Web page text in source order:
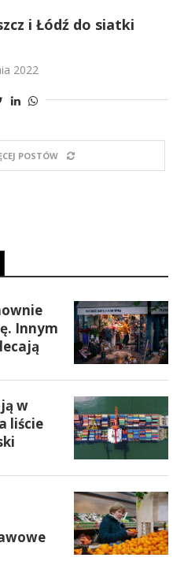
i Łódź do siatki
2022
POSTÓW
Innym
w
liście